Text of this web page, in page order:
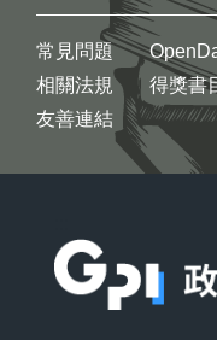
常見問題
相關法規
友善連結
得獎書